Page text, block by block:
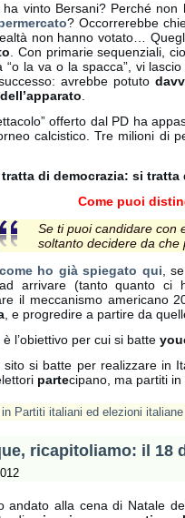
ha vinto Bersani? Perché
? Occorrerebbe
non hanno votato…
. Con primarie sequenziali,
“o la va o la spacca”, vi
avrebbe potuto
offerto dal PD ha
calcistico. Tre milioni di
di democrazia: si tratta
Come puoi
Se ti puoi candidare con
soltanto decidere da che
come ho già spiegato qui ,
arrivare (tanto quanto ci
il meccanismo americano
, e progredire a partire da
l’obiettivo per cui si batte
sito si batte per realizzare in
partecipano, ma partiti
Partiti italiani ed elezioni italiane
ricapitoliamo: il 18
andato alla cena di Natale